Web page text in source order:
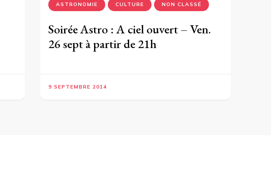
ASTRONOMIE CULTURE NON CLASSÉ
Soirée Astro : A ciel ouvert – Ven.
26 sept à partir de 21h
9 SEPTEMBRE 2014